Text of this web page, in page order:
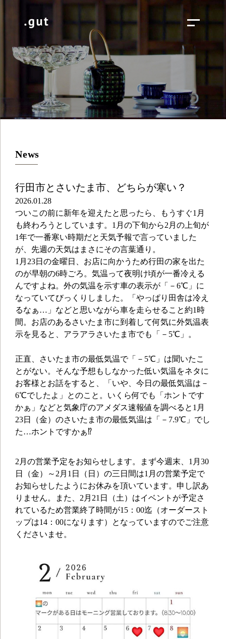
News
行田市とさいたま市、どちらが寒い？
2026.01.28
ついこの前に新年を迎えたと思ったら、もうすぐ1月
も終わろうとしています。1月の下旬から2月の上旬が
1年で一番寒い時期だと天気予報で言っていました
が、先週の天気はまさにその言葉通り。
1月23日の金曜日、お店に向かうため行田の家を出た
のが早朝の6時ごろ。気温って夜明け頃が一番冷える
んですよね。外の気温を示す車の表示が「－6℃」に
なっていてびっくりしました。「やっぱり田舎は冷え
るなぁ…」などと思いながら車を走らせること約1時
間。お店のあるさいたま市に到着して何気に外気温表
示を見ると、アラアラさいたま市でも「－5℃」。
正直、さいたま市の最低気温で「－5℃」は聞いたこ
とがない。そんな予想もしなかった低い気温をネタに
お客様とお話をすると、「いや、今日の最低気温は－
6℃でしたよ」とのこと。いくら何でも「ホントです
かぁ」などと気象庁のアメダス速報値を調べると1月
23日（金）のさいたま市の最低気温は「－7.9℃」でし
た…ホントですかぁ⁉
2月の営業予定をお知らせします。まず今週末、1月30
日（金）～2月1日（日）の三日間は1月の営業予定で
お知らせしたようにお休みを頂いています。申し訳あ
りません。また、2月21日（土）はイベントが予定さ
れているため営業終了時間が15：00迄（オーダースト
ップは14：00になります）となっていますのでご注意
くださいませ。